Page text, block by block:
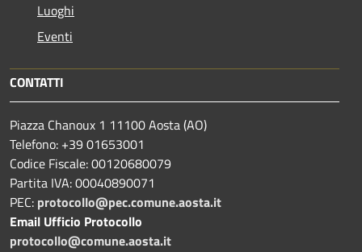
Luoghi
Eventi
CONTATTI
Piazza Chanoux 1 11100 Aosta (AO)
Telefono: +39 01653001
Codice Fiscale: 00120680079
Partita IVA: 00040890071
PEC: protocollo@pec.comune.aosta.it
Email Ufficio Protocollo
protocollo@comune.aosta.it